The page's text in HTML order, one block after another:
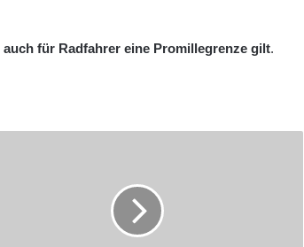
auch für Radfahrer eine Promillegrenze gilt.